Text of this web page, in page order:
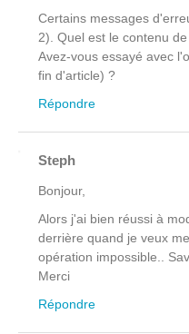
Certains messages
2). Quel est le contenu
Avez-vous essayé avec
fin d'article) ?
Répondre
Steph
Bonjour,
Alors j'ai bien réussi à
derrière quand je veux
opération impossible..
Merci
Répondre